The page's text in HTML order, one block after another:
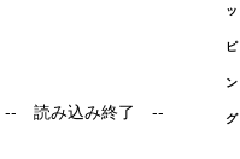
ッ
ピ
ン
グ
-- 読み込み終了 --